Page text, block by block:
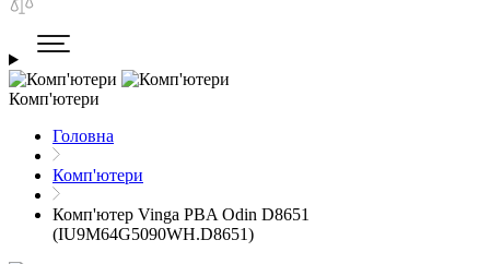
Комп'ютери
Головна
Комп'ютери
Комп'ютер Vinga PBA Odin D8651
(IU9M64G5090WH.D8651)